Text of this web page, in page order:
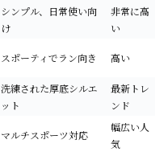
シンプル、日常使い向
け
非常に高
い
スポーティでラン向き 高い
洗練された厚底シルエ
ット
最新トレ
ンド
マルチスポーツ対応
幅広い人
気